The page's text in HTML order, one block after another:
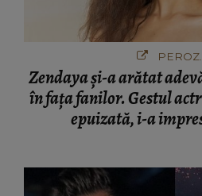
Zendaya și-a arătat
în fața fanilor. Gestul
epuizată, i-a